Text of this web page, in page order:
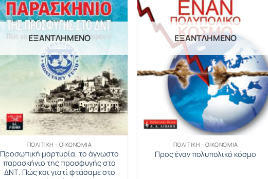
ΕΞΑΝΤΛΗΜΈΝΟ
ΠΟΛΙΤΙΚΉ - ΟΙΚΟΝΟΜΊΑ
Προσωπική μαρτυρία, το άγνωστο
παρασκήνιο της προσφυγής στο
ΔΝΤ. Πώς και γιατί φτάσαμε στο
ΕΞΑΝΤΛΗΜΈΝΟ
ΠΟΛΙΤΙΚΉ - ΟΙΚΟΝΟΜΊΑ
Προς έναν πολυπολικό κόσμο